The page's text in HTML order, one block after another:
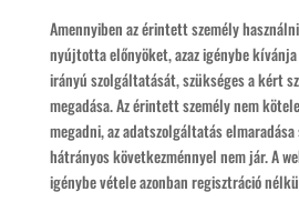
Amennyiben az érintett személy
nyújtotta előnyöket, azaz igénybe
irányú szolgáltatását, szükséges a kért
megadása. Az érintett személy nem
megadni, az adatszolgáltatás
hátrányos következménnyel nem jár. A
igénybe vétele azonban regisztráció